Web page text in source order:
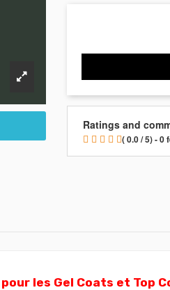
Ratings and
( 0.0 / 5) - 0
les Gel Coats et Top